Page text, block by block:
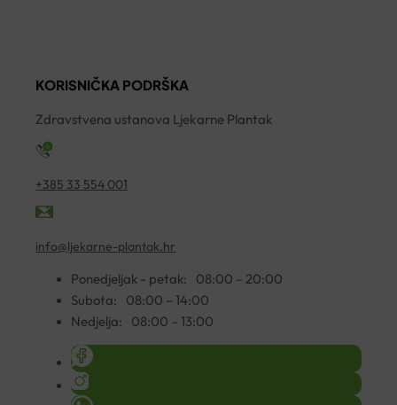
količina
KORISNIČKA PODRŠKA
Zdravstvena ustanova Ljekarne Plantak
+385 33 554 001
info@ljekarne-plantak.hr
Ponedjeljak - petak:
08:00 – 20:00
Subota:
08:00 – 14:00
Nedjelja:
08:00 – 13:00